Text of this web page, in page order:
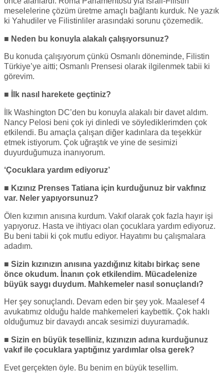
meselelerine çözüm üretme amaçlı bağlantı kurduk. Ne yazık
ki Yahudiler ve Filistinliler arasındaki sorunu çözemedik.
■ Neden bu konuyla alakalı çalışıyorsunuz?
Bu konuda çalışıyorum çünkü Osmanlı döneminde, Filistin
Türkiye’ye aitti; Osmanlı Prensesi olarak ilgilenmek tabii ki
görevim.
■ İlk nasıl harekete geçtiniz?
İlk Washington DC’den bu konuyla alakalı bir davet aldım.
Nancy Pelosi beni çok iyi dinledi ve söylediklerimden çok
etkilendi. Bu amaçla çalışan diğer kadınlara da teşekkür
etmek istiyorum. Çok uğraştık ve yine de sesimizi
duyurduğumuza inanıyorum.
‘Çocuklara yardım ediyoruz’
■ Kızınız Prenses Tatiana için kurduğunuz bir vakfınız
var. Neler yapıyorsunuz?
Ölen kızımın anısına kurdum. Vakıf olarak çok fazla hayır işi
yapıyoruz. Hasta ve ihtiyacı olan çocuklara yardım ediyoruz.
Bu beni tabii ki çok mutlu ediyor. Hayatımı bu çalışmalara
adadım.
■ Sizin kızınızın anısına yazdığınız kitabı birkaç sene
önce okudum. İnanın çok etkilendim. Mücadelenize
büyük saygı duydum. Mahkemeler nasıl sonuçlandı?
Her şey sonuçlandı. Devam eden bir şey yok. Maalesef 4
avukatımız olduğu halde mahkemeleri kaybettik. Çok haklı
olduğumuz bir davaydı ancak sesimizi duyuramadık.
■ Sizin en büyük teselliniz, kızınızın adına kurduğunuz
vakıf ile çocuklara yaptığınız yardımlar olsa gerek?
Evet gerçekten öyle. Bu benim en büyük tesellim.